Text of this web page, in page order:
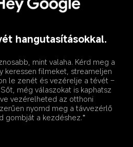
hangutasításokkal.
mint valaha. Kérd meg a
keressen filmeket, streameljen
le zenét és vezérelje a tévét –
még válaszokat is kaphatsz
vezérelheted az otthoni
nyomd meg a távvezérlő
gombját a kezdéshez.*